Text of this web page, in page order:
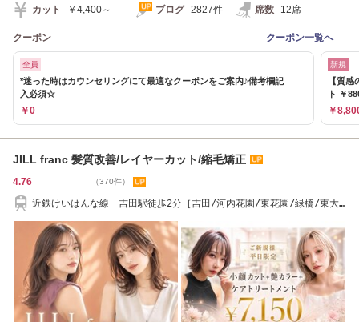
カット ￥4,400～ ブログ 2827件 席数 12席
クーポン クーポン一覧へ
全員
*迷った時はカウンセリングにて最適なクーポンをご案内♪備考欄記
入必須☆
￥0
新規
【質
ト ￥
￥
JILL franc 髪質改善/レイヤーカット/縮毛矯正
4.76 （370件）
近鉄けいはんな線 吉田駅徒歩2分［吉田/河内花園/東花園/緑橋/東大